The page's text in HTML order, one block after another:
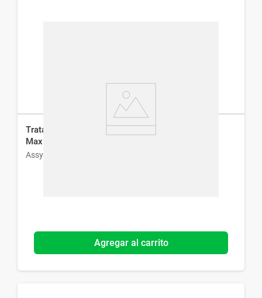
Tratamiento Integral para Piojos y Liendres Assy
Max
Assy
Agregar al carrito